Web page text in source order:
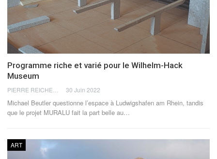
Programme riche et varié pour le Wilhelm-Hack
Museum
30 Juin 2022
Michael Beutler questionne l’espace à Ludwigshafen am Rhein, tandis
que le projet MURALU fait la part belle au…
ART